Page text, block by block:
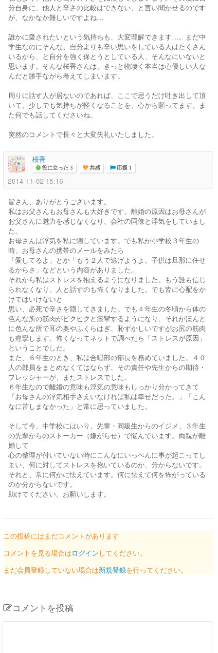
分自身に、他人と辛さの比較はできない、と言い聞かせるのです
が、なかなか難しいですよね…
誰かに愛されたいという気持ちも、大変理解できます…。まだ中
学生なのにそんな、自分よりも辛い思いをしている人はたくさん
いるから、と自分を強く保とうとしている人、そんなにいないと
思います。そんな桜香さんは、きっと物凄く本当は心優しい人な
んだと勝手ながら考えてしまいます。
周りに話す人が居ないのであれば、ここで思うだけ吐き出して頂
いて、少しでも気持ちが軽くなることを、心から願ってます。ま
た何でも話してくださいね。
突然のコメントで長々と大変失礼いたしました。
桜香
役に立った 3 共感 応援 1
2014-11-02 15:16
皆さん、ありがとうございます。
私はお父さんもお母さんも大好きです。離婚の原因はお母さんが
お父さんに魅力を感じなくなり、会社の同僚と浮気をしていまし
た。
お母さんは浮気を私に隠しています。でも私が小学校３年生の
時、お母さんの携帯のメールをみたら
「愛してるよ」とか「もう２人で逃げようよ。子供は旦那に任せ
るからさ」などという内容がありました。
それから私はストレスを抱えるようになりました。もう誰も信じ
られなくなり、人と話すのも怖くなりました。でも皆に心配をか
けてはいけないと
思い、必死で辛さを隠してきました。でも４年生の冬頃から体の
色んな所の筋肉がピクピクと痙攣するようになり、それがほんと
に色んな所で耳の奥やふくらはぎ、恥ずかしいですがお尻の筋肉
も痙攣します。怖くなってネットで調べたら「ストレスが原因」
ということでした。
また、６年生のとき、私は合唱部の部長を務めていました。４０
人の部員をまとめなくてはならず、その責任や先生からの期待・
プレッシャーが、またストレスでした。
６年生なので離婚の意味も浮気の意味もしっかり分かってきて
「お母さんの浮気相手さえいなければ私は幸せだった。」「こん
なに苦しまなかった」と常に思っていました。
そして今、中学校にはいり、先輩・同級生からのイジメ、３年生
の先輩からのストーカー（嫌がらせ）で悩んでいます。両親が離
婚して
心の整理が付いていない時にこんなにいっぺんに事が起こってし
まい、何に対してストレスを抱いているのか、分からないです。
それと、常に何かに怯えています。何に怯えて何を怖がっている
のか分からないです。
助けてください。お願いします。
この投稿にはまだコメントがあります
コメントを見る場合はログイン してください。
まだ会員登録していない場合は新規登録を行ってください。
コメントを投稿